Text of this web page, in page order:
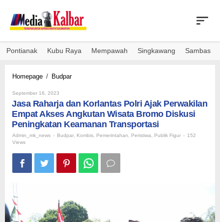
content
Pontianak Kubu Raya Mempawah Singkawang Sambas
Homepage / BudparJasa
Korlantas
Polri
Ajak
Perwakilan
Empat
Angkutan
Wisata
Bromo
Keamanan
Transportasi
September 16, 2023
Jasa Raharja dan Korlantas Polri Ajak Perwakilan
Empat Akses Angkutan Wisata Bromo Diskusi
Peningkatan Keamanan Transportasi
Admin_mk_news - Budpar Kombis Pemerintahan Peristiwa Publik Figur - 152
Views